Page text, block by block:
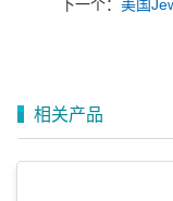
下一个： 美国
相关产品